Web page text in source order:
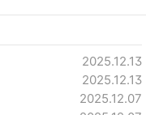
2025.12.13
2025.12.13
2025.12.07